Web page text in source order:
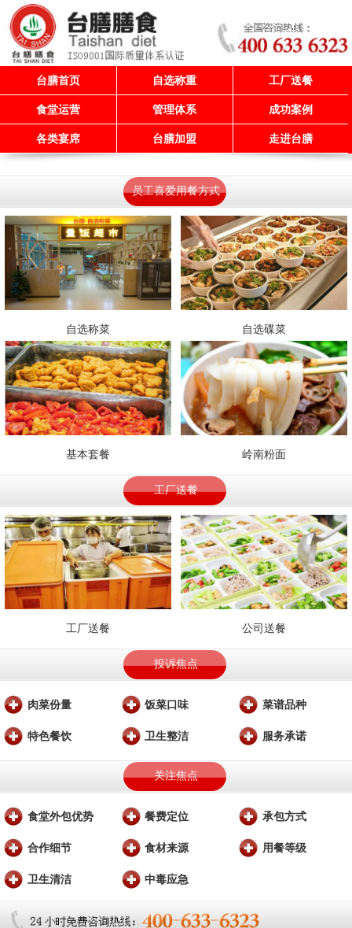
台膳首页 自选称重 工厂送餐
食堂运营 管理体系 成功案例
各类宴席 台膳加盟 走进台膳
员工喜爱用餐方式
自选称菜 自选碟菜
基本套餐 岭南粉面
工厂送餐
工厂送餐 公司送餐
投诉焦点
肉菜份量 饭菜口味 菜谱品种
特色餐饮 卫生整洁 服务承诺
关注焦点
食堂外包优势 餐费定位 承包方式
合作细节 食材来源 用餐等级
卫生清洁 中毒应急